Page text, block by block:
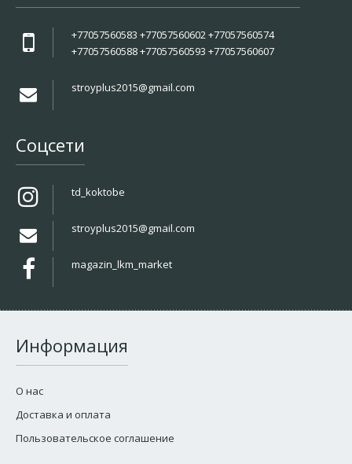
+77057560583 +77057560602 +77057560574
+77057560588 +77057560593 +77057560607
stroyplus2015@gmail.com
Соцсети
td_koktobe
stroyplus2015@gmail.com
magazin_lkm_market
Информация
О нас
Доставка и оплата
Пользовательское соглашение